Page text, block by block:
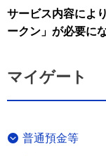
サービス内容によ
ークン」が必要に
マイゲート
普通預金等